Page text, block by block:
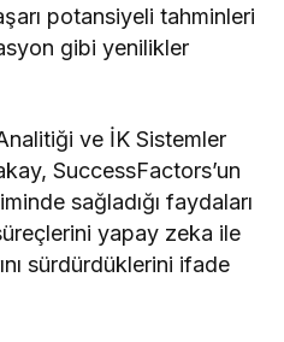
potansiyeli tahminleri
gibi yenilikler
ve İK Sistemler
SuccessFactors’un
sağladığı faydaları
yapay zeka ile
sürdürdüklerini ifade